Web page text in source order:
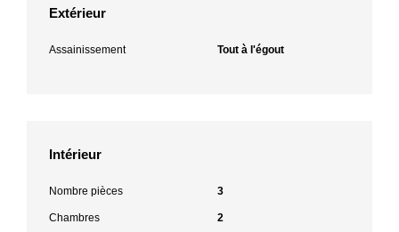
Extérieur
Assainissement Tout à l'égout
Intérieur
Nombre pièces 3
Chambres 2